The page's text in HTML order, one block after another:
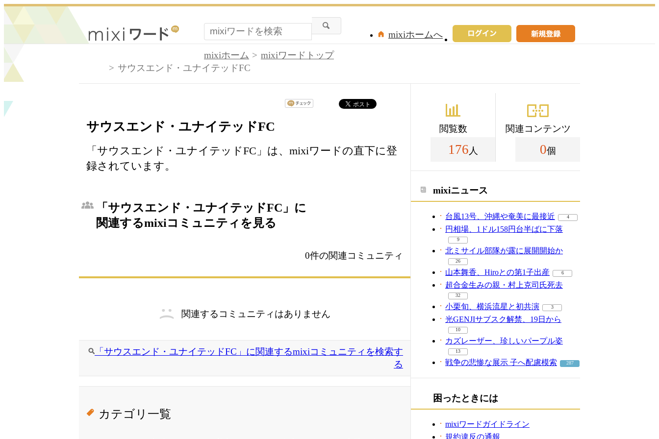
mixiホームへ
mixiホーム
mixiワードトップ
サウスエンド・ユナイテッドFC
サウスエンド・ユナイテッドFC
「サウスエンド・ユナイテッドFC」は、mixiワードの直下に登
録されています。
「サウスエンド・ユナイテッドFC」に
関連するmixiコミュニティを見る
0件の関連コミュニティ
関連するコミュニティはありません
「サウスエンド・ユナイテッドFC」に関連するmixiコミュニティを検索す
る
カテゴリ一覧
閲覧数
176 人
関連コンテンツ
0個
mixiニュース
台風13号、沖縄や奄美に最接近 4
円相場、1ドル158円台半ばに下落
9
北ミサイル部隊が露に展開開始か
26
山本舞香、Hiroとの第1子出産 6
超合金生みの親・村上克司氏死去
32
小栗旬、横浜流星と初共演 3
光GENJIサブスク解禁、19日から
10
カズレーザー、珍しいパープル姿
13
戦争の悲惨な展示 子へ配慮模索 287
困ったときには
mixiワードガイドライン
規約違反の通報